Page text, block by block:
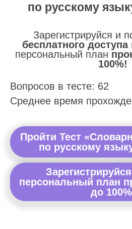
по русскому
Зарегистрируйся и
бесплатного доступа
персональный план
100%!
Вопросов в тесте: 62
Среднее время
Пройти Тест
по русскому
персональный план
до